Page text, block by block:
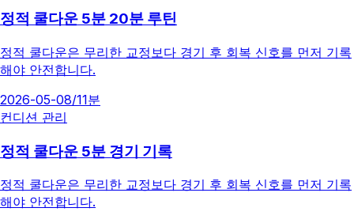
정적 쿨다운 5분 20분 루틴
정적 쿨다운은 무리한 교정보다 경기 후 회복 신호를 먼저 기록
해야 안전합니다.
2026-05-08/11분
컨디션 관리
정적 쿨다운 5분 경기 기록
정적 쿨다운은 무리한 교정보다 경기 후 회복 신호를 먼저 기록
해야 안전합니다.